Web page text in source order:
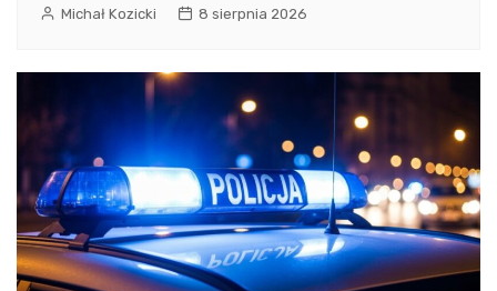
Michał Kozicki 8 sierpnia 2026